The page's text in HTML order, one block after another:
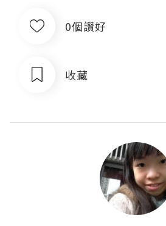
0個讚好
收藏